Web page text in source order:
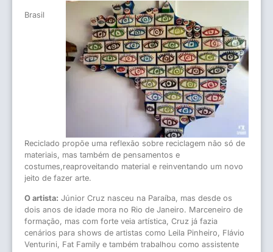
Brasil
Reciclado propõe uma reflexão sobre reciclagem não só de
materiais, mas também de pensamentos e
costumes,reaproveitando material e reinventando um novo
jeito de fazer arte.
O artista: Júnior Cruz nasceu na Paraíba, mas desde os
dois anos de idade mora no Rio de Janeiro. Marceneiro de
formação, mas com forte veia artística, Cruz já fazia
cenários para shows de artistas como Leila Pinheiro, Flávio
Venturini, Fat Family e também trabalhou como assistente